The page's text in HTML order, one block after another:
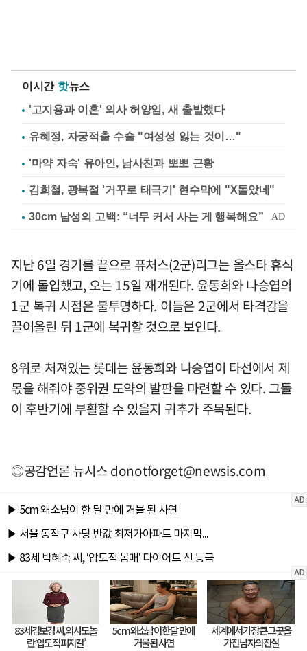
이시간 핫뉴스
'고지용과 이혼' 의사 허양임, 새 출발했다
유혜정, 자궁적출 수술 "여성성 잃는 것이…"
'마약 자숙' 유아인, 남사친과 뽀뽀 근황
김희철, 광복절 '거꾸로 태극기' 현수막에 "X돌았네"
지난 6일 경기를 끝으로 퓨처스(2군)리그는 올스타 휴식
기에 돌입했고, 오는 15일 재개된다. 윤동희와 나승엽의
1군 복귀 시점은 불투명하다. 이들은 2군에서 타격감을
끌어올린 뒤 1군에 복귀할 것으로 보인다.
8위로 처져있는 롯데는 윤동희와 나승엽이 타선에서 제
몫을 해줘야 중위권 도약의 발판을 마련할 수 있다. 그들
이 후반기에 부활할 수 있을지 귀추가 주목된다.
◎공감언론 뉴시스donotforget@newsis.com